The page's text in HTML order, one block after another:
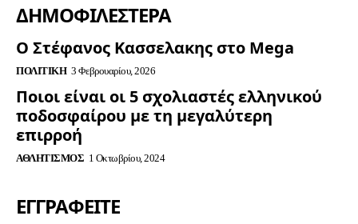
ΔΗΜΟΦΙΛΈΣΤΕΡΑ
Ο Στέφανος Κασσελακης στο Mega
ΠΟΛΙΤΙΚΉ 3 Φεβρουαρίου, 2026
Ποιοι είναι οι 5 σχολιαστές ελληνικού
ποδοσφαίρου με τη μεγαλύτερη
επιρροή
ΑΘΛΗΤΙΣΜΌΣ 1 Οκτωβρίου, 2024
ΕΓΓΡΑΦΕΊΤΕ